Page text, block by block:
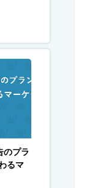
のプラ
るマ